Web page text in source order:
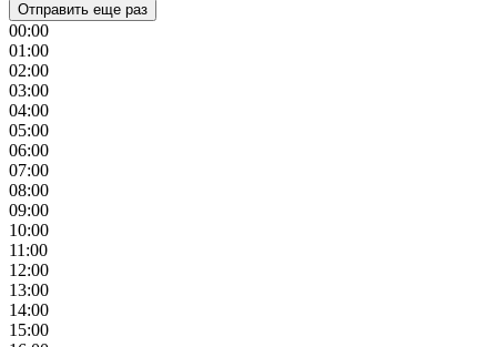
Отправить еще раз
00:00
01:00
02:00
03:00
04:00
05:00
06:00
07:00
08:00
09:00
10:00
11:00
12:00
13:00
14:00
15:00